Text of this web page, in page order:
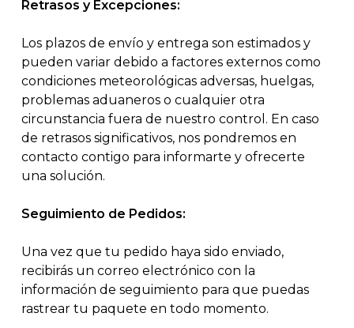
Retrasos y Excepciones:
Los plazos de envío y entrega son estimados y
pueden variar debido a factores externos como
condiciones meteorológicas adversas, huelgas,
problemas aduaneros o cualquier otra
circunstancia fuera de nuestro control. En caso
de retrasos significativos, nos pondremos en
contacto contigo para informarte y ofrecerte
una solución.
Seguimiento de Pedidos:
Una vez que tu pedido haya sido enviado,
recibirás un correo electrónico con la
información de seguimiento para que puedas
rastrear tu paquete en todo momento.